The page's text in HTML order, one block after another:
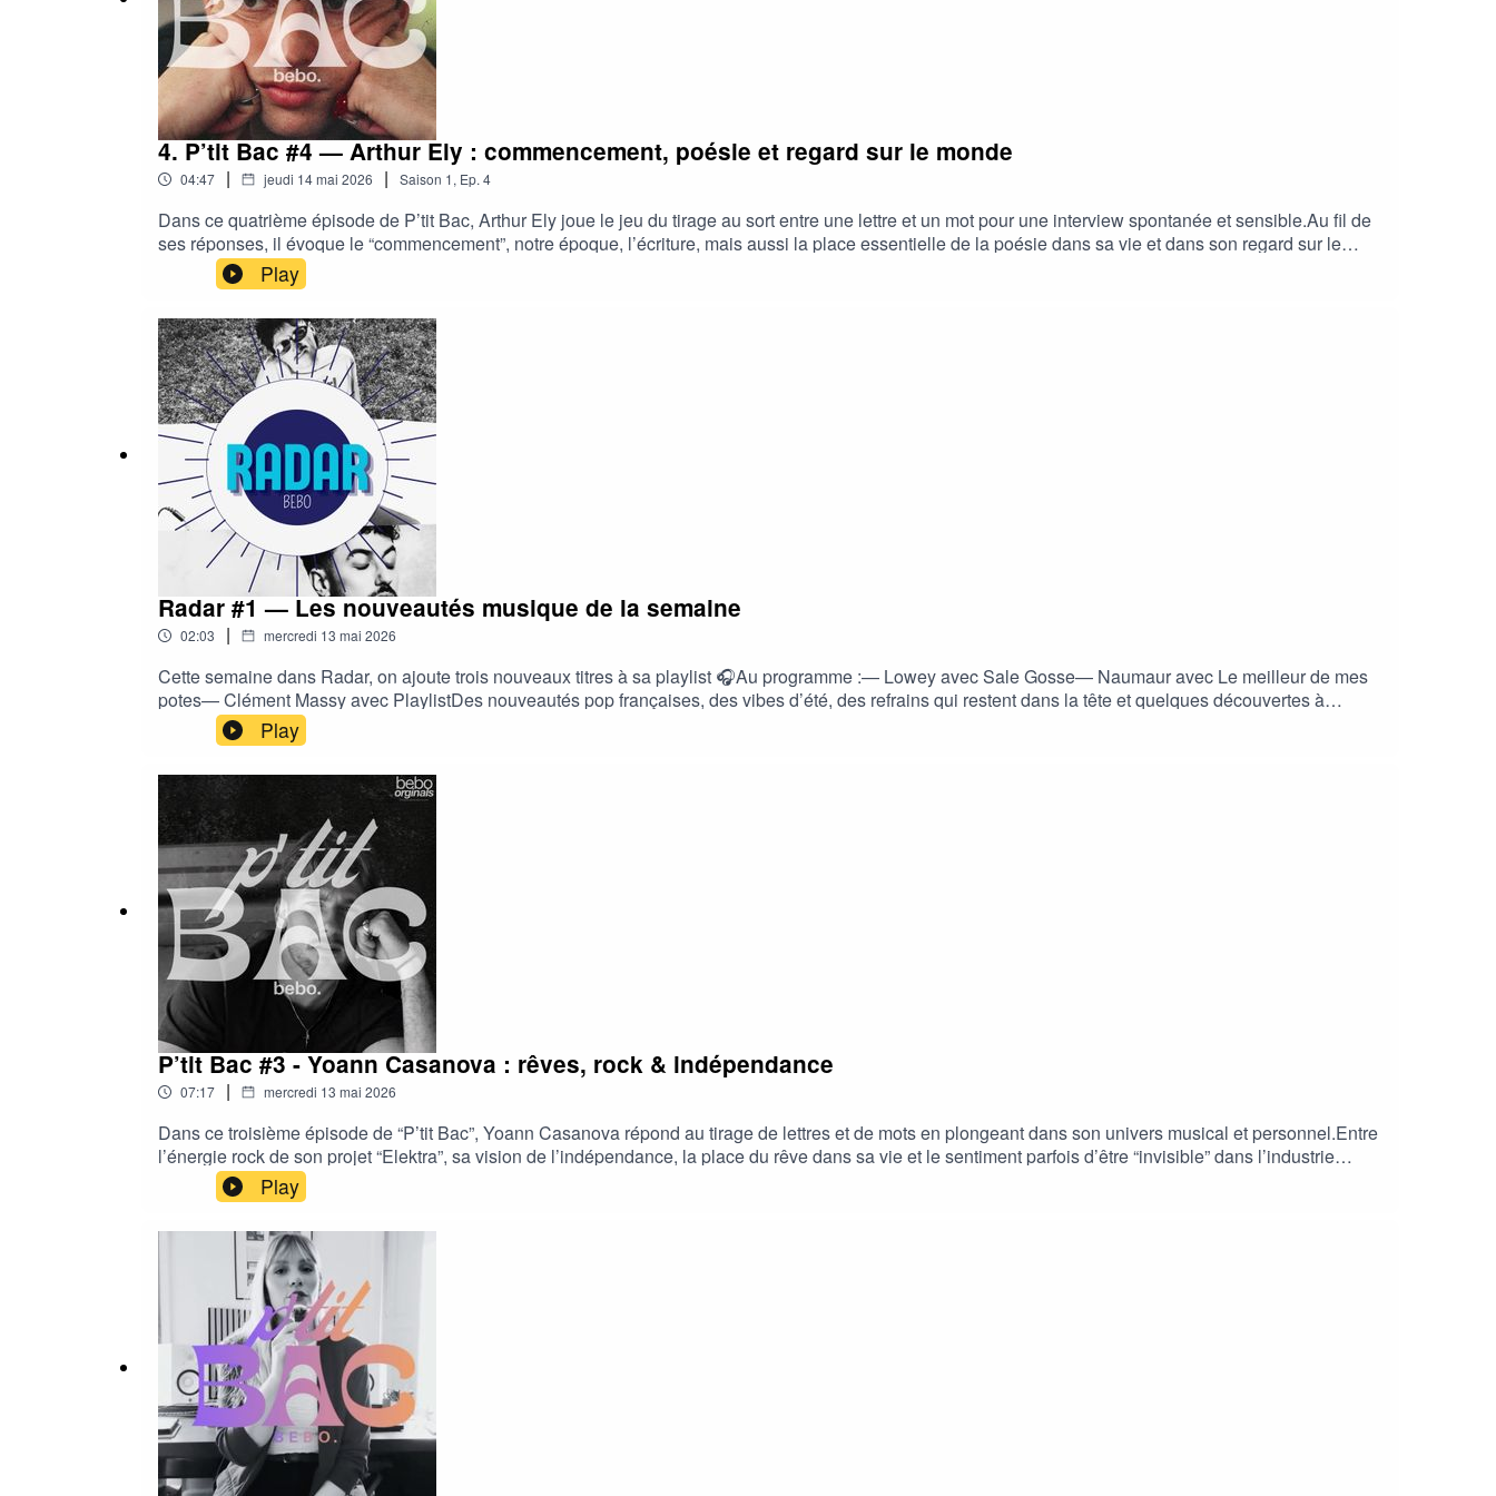
4. P’tit Bac #4 — Arthur Ely : commencement, poésie et regard sur le monde
04:47 | jeudi 14 mai 2026 | Saison 1, Ep. 4
Dans ce quatrième épisode de P’tit Bac, Arthur Ely joue le jeu du tirage au sort entre une lettre et un mot pour une interview spontanée et sensible.Au fil de
ses réponses, il évoque le “commencement”, notre époque, l’écriture, mais aussi la place essentielle de la poésie dans sa vie et dans son regard sur le
monde.Un échange sincère, inspirant et rempli de belles images.Merci Arthur d’avoir joué le jeu du P’tit Bac chez Bebo ✨🎧 Disponible dès maintenant sur
les plateformes de streaming.
Play
Radar #1 — Les nouveautés musique de la semaine
02:03 | mercredi 13 mai 2026
Cette semaine dans Radar, on ajoute trois nouveaux titres à sa playlist 🎧Au programme :— Lowey avec Sale Gosse— Naumaur avec Le meilleur de mes
potes— Clément Massy avec PlaylistDes nouveautés pop françaises, des vibes d’été, des refrains qui restent dans la tête et quelques découvertes à
ajouter directement dans vos écouteurs.Et toi, tu ajoutes quoi dans ta playlist cette semaine ? 👀
Play
P’tit Bac #3 - Yoann Casanova : rêves, rock & indépendance
07:17 | mercredi 13 mai 2026
Dans ce troisième épisode de “P’tit Bac”, Yoann Casanova répond au tirage de lettres et de mots en plongeant dans son univers musical et personnel.Entre
l’énergie rock de son projet “Elektra”, sa vision de l’indépendance, la place du rêve dans sa vie et le sentiment parfois d’être “invisible” dans l’industrie
musicale, Yoann livre des réponses sincères et passionnées. ⚡️Un échange spontané autour de la musique, des émotions et de la liberté artistique. 🎤
Play